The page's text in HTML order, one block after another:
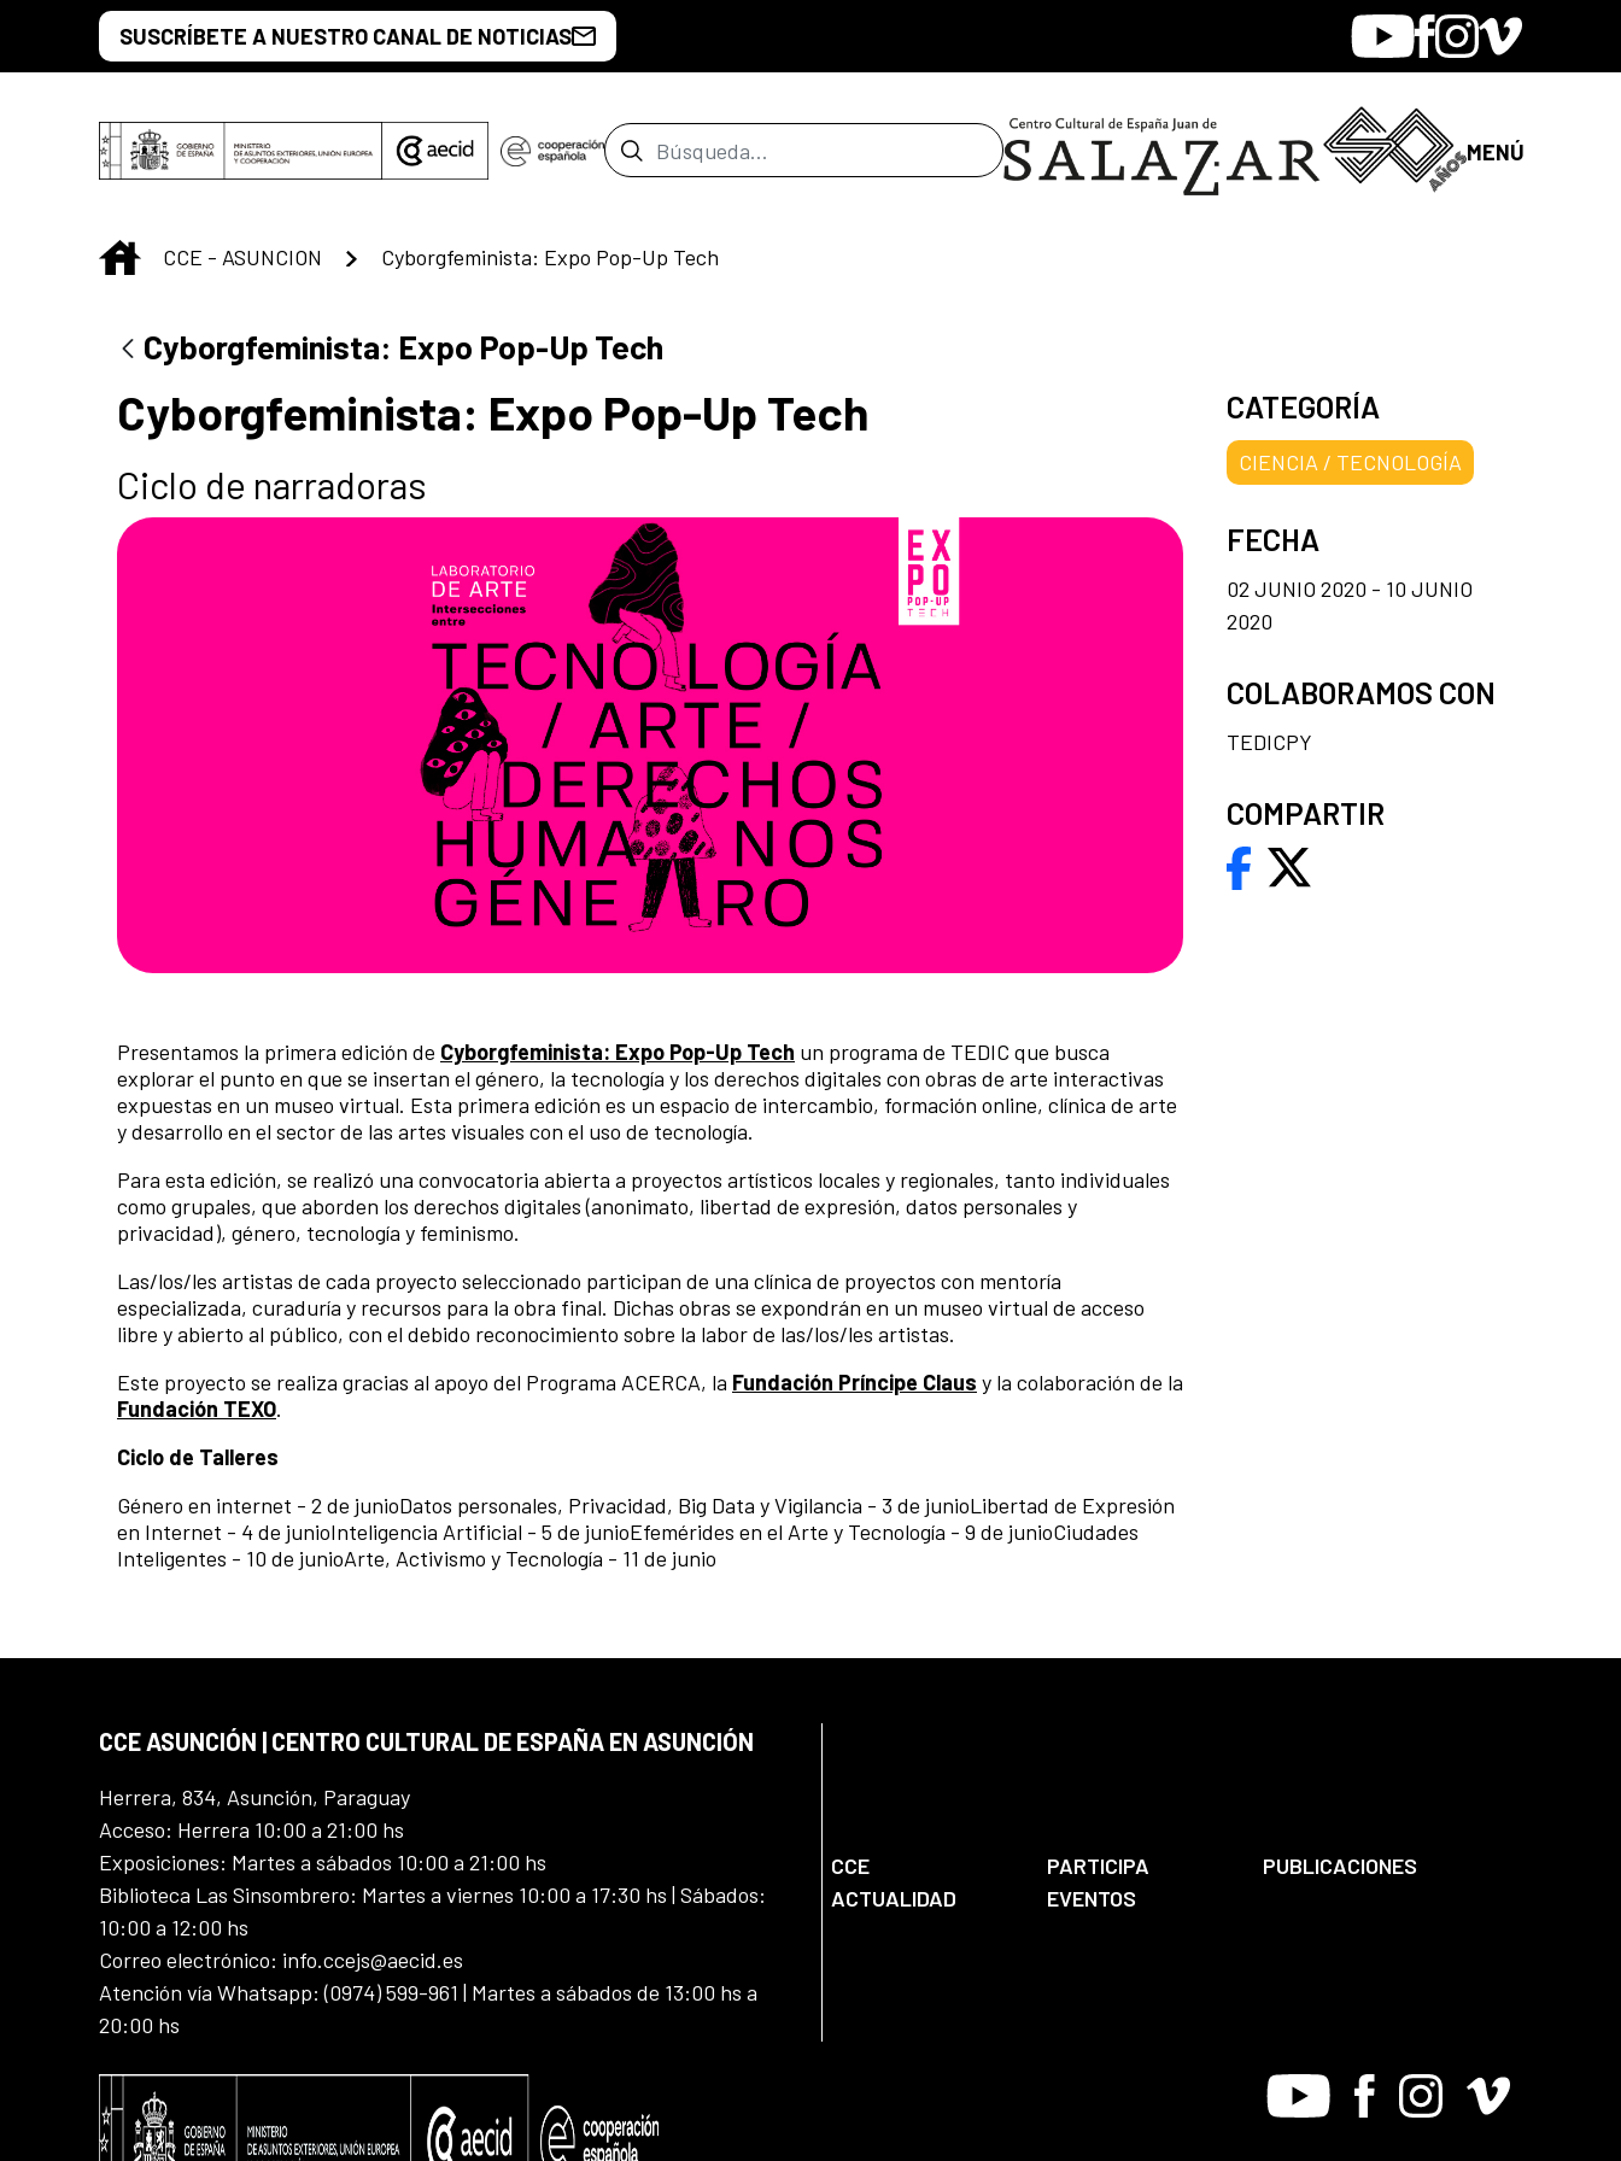
Saltar al contenido principal
SUSCRÍBETE A NUESTRO CANAL DE NOTICIAS YoutubeFacebook
Instagram
Vimeo
Barra de búsqueda MENÚ
INICIO
CCE - ASUNCION Cyborgfeminista: Expo Pop-Up Tech
Cyborgfeminista: Expo Pop-Up Tech
Cyborgfeminista: Expo Pop-Up Tech
Ciclo de narradoras
Presentamos la primera edición de Cyborgfeminista: Expo Pop-Up Tech un programa de TEDIC que busca
explorar el punto en que se insertan el género, la tecnología y los derechos digitales con obras de arte interactivas
expuestas en un museo virtual. Esta primera edición es un espacio de intercambio, formación online, clínica de arte
y desarrollo en el sector de las artes visuales con el uso de tecnología.
Para esta edición, se realizó una convocatoria abierta a proyectos artísticos locales y regionales, tanto individuales
como grupales, que aborden los derechos digitales (anonimato, libertad de expresión, datos personales y
privacidad), género, tecnología y feminismo.
Las/los/les artistas de cada proyecto seleccionado participan de una clínica de proyectos con mentoría
especializada, curaduría y recursos para la obra final. Dichas obras se expondrán en un museo virtual de acceso
libre y abierto al público, con el debido reconocimiento sobre la labor de las/los/les artistas.
Este proyecto se realiza gracias al apoyo del Programa ACERCA, la Fundación Príncipe Claus y la colaboración de la
Fundación TEXO.
Ciclo de Talleres
Género en internet - 2 de junioDatos personales, Privacidad, Big Data y Vigilancia - 3 de junioLibertad de Expresión
en Internet - 4 de junioInteligencia Artificial - 5 de junioEfemérides en el Arte y Tecnología - 9 de junioCiudades
Inteligentes - 10 de junioArte, Activismo y Tecnología - 11 de junio
CATEGORÍA
CIENCIA / TECNOLOGÍA
FECHA
02 JUNIO 2020 - 10 JUNIO
2020
COLABORAMOS CON
TEDICPY
COMPARTIR
CCE ASUNCIÓN | CENTRO CULTURAL DE ESPAÑA EN ASUNCIÓN
Herrera, 834, Asunción, Paraguay
Acceso: Herrera 10:00 a 21:00 hs
Exposiciones: Martes a sábados 10:00 a 21:00 hs
Biblioteca Las Sinsombrero: Martes a viernes 10:00 a 17:30 hs | Sábados:
10:00 a 12:00 hs
Correo electrónico: info.ccejs@aecid.es
Atención vía Whatsapp: (0974) 599-961 | Martes a sábados de 13:00 hs a
20:00 hs
CCE PARTICIPA
PUBLICACIONES
ACTUALIDAD
EVENTOS
Youtube FacebookInstagram
Vimeo